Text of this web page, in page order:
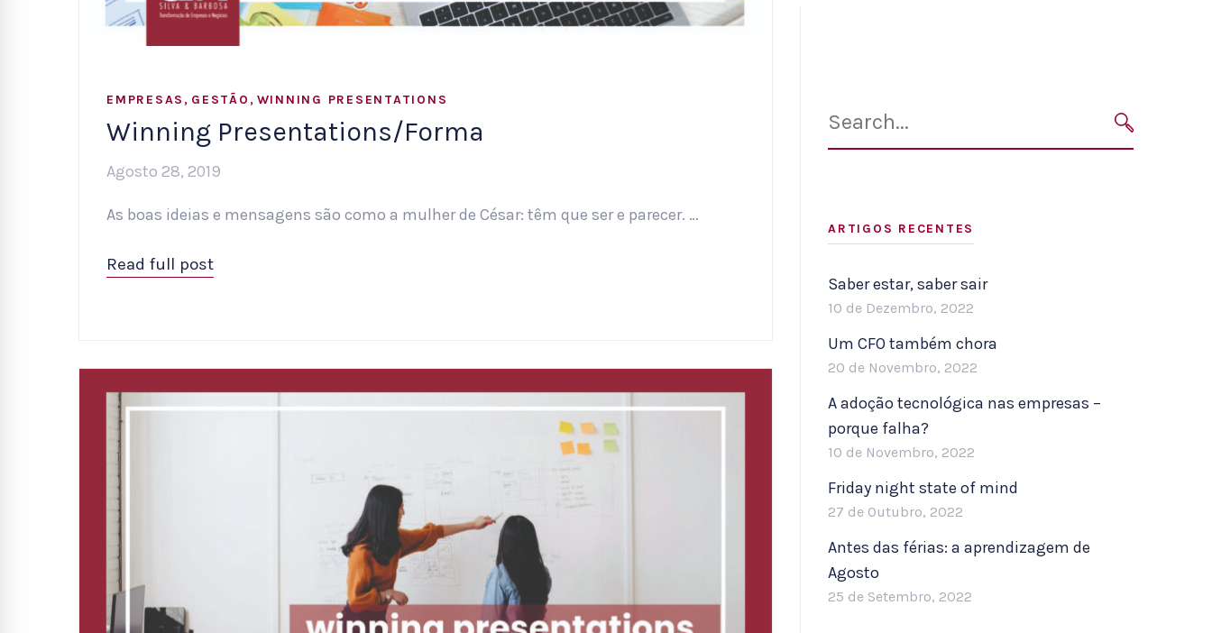
EMPRESAS , GESTÃO , WINNING PRESENTATIONS
Winning Presentations/Forma
Agosto 28, 2019
As boas ideias e mensagens são como a mulher de César: têm que ser e parecer. …
Read full post
for:
SEARCH
ARTIGOS RECENTES
Saber estar, saber sair
10 de Dezembro, 2022
Um CFO também chora
20 de Novembro, 2022
A adoção tecnológica nas empresas –
porque falha?
10 de Novembro, 2022
Friday night state of mind
27 de Outubro, 2022
Antes das férias: a aprendizagem de
Agosto
25 de Setembro, 2022